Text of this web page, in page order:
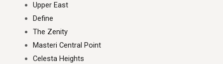
Upper East
Define
The Zenity
Masteri Central Point
Celesta Heights